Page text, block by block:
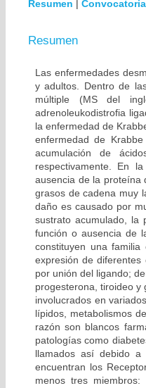
Resumen | Convocatoria
Resumen
Las enfermedades
y adultos. Dentro de
múltiple (MS del
adrenoleukodistrofia
la enfermedad de
enfermedad de
acumulación de
respectivamente. En
ausencia de la proteína
grasos de cadena muy
daño es causado por
sustrato acumulado, la
función o ausencia de
constituyen una
expresión de
por unión del ligando;
progesterona, tiroideo y
involucrados en
lípidos, metabolismos
razón son blancos
patologías como
llamados así debido
encuentran los
menos tres miembros: